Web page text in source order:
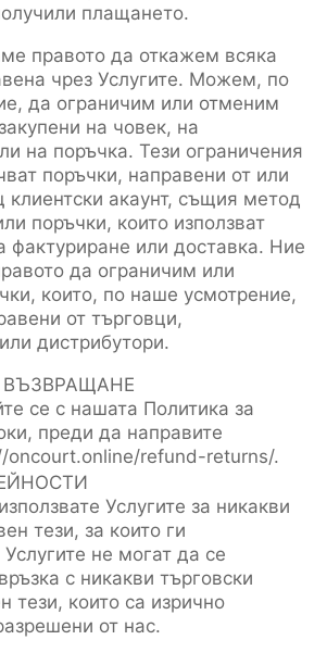
плащането.
правото да откажем всяка
чрез Услугите. Можем, по
да ограничим или отменим
на човек, на
на поръчка. Тези ограничения
поръчки, направени от или
акаунт, същия метод
поръчки, които използват
фактуриране или доставка. Ние
да ограничим или
които, по наше усмотрение,
от търговци,
дистрибутори.
се с нашата Политика за
преди да направите
oncourt.online/refund-returns/.
Услугите за никакви
тези, за които ги
не могат да се
с никакви търговски
тези, които са изрично
от нас.